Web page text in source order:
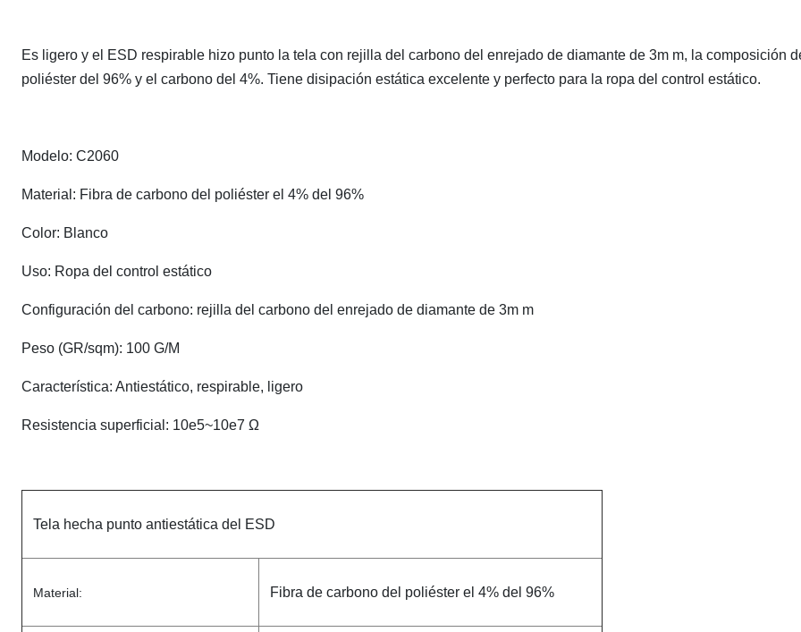
Es ligero y el ESD respirable hizo punto la tela con rejilla del carbono del enrejado de diamante de 3m m, la composición
poliéster del 96% y el carbono del 4%. Tiene disipación estática excelente y perfecto para la ropa del control estático.
Modelo: C2060
Material: Fibra de carbono del poliéster el 4% del 96%
Color: Blanco
Uso: Ropa del control estático
Configuración del carbono: rejilla del carbono del enrejado de diamante de 3m m
Peso (GR/sqm): 100 G/M
Característica: Antiestático, respirable, ligero
Resistencia superficial: 10e5~10e7 Ω
Tela hecha punto antiestática del ESD
Material: Fibra de carbono del poliéster el 4% del 96%